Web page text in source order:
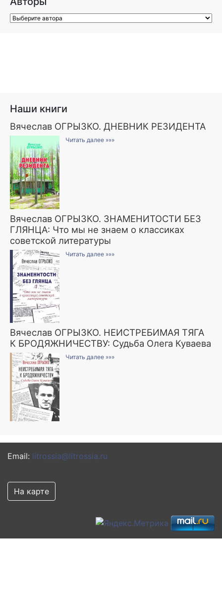
Наши книги
Вячеслав ОГРЫЗКО. ДНЕВНИК РЕЗИДЕНТА
Читать далее »»»
Вячеслав ОГРЫЗКО. ЗНАМЕНИТОСТИ БЕЗ
ГЛЯНЦА: Что мы не знаем о классиках
советской литературы
Читать далее »»»
Вячеслав ОГРЫЗКО. НЕИСТРЕБИМАЯ ТЯГА
К БРОДЯЖНИЧЕСТВУ: Судьба Олега Куваева
Читать далее »»»
Email: litrossia@litrossia.ru
На карте